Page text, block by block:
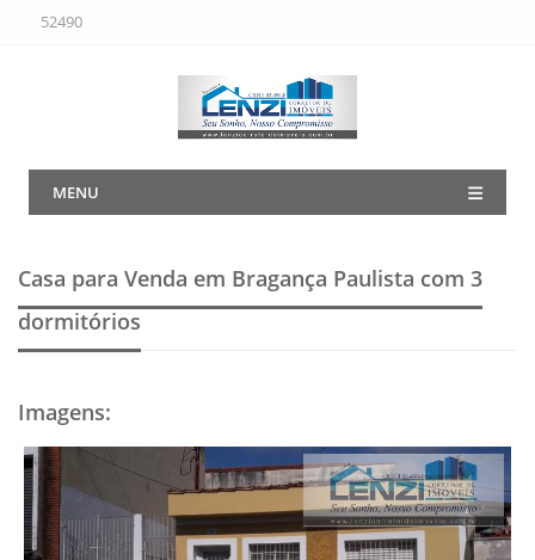
52490
MENU
Casa para Venda em Bragança Paulista com 3
dormitórios
Imagens: